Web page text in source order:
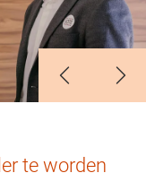
te worden